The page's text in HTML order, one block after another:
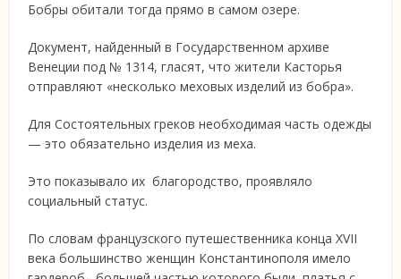
Бобры обитали тогда прямо в самом озере.
Документ, найденный в Государственном архиве
Венеции под № 1314, гласят, что жители Касторья
отправляют «несколько меховых изделий из бобра».
Для Состоятельных греков необходимая часть одежды
— это обязательно изделия из меха.
Это показывало их благородство, проявляло
социальный статус.
По словам французского путешественника конца XVII
века большинство женщин Константинополя имело